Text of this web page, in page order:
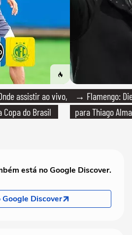
assistir ao vivo,
Copa do Brasil
→ Flamengo:
para Thiago
está no Google Discover.
Google Discover